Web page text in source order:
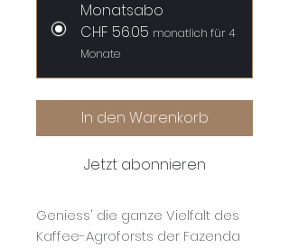
Monatsabo
CHF 56.05 monatlich für 4
Monate
In den Warenkorb
Jetzt abonnieren
Geniess' die ganze Vielfalt des
Kaffee-Agroforsts der Fazenda